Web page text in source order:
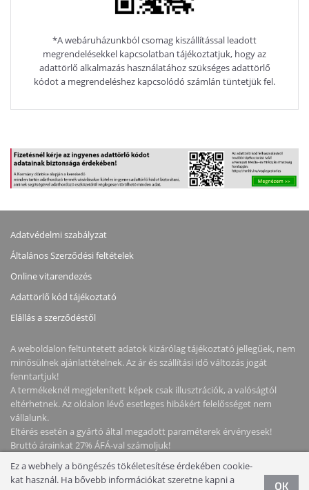
*A webáruházunkból csomag kiszállítással leadott
megrendelésekkel kapcsolatban tájékoztatjuk, hogy az
adattörlő alkalmazás használatához szükséges adattörlő
kódot a megrendeléshez kapcsolódó számlán tüntetjük fel.
Adatvédelmi szabályzat
Általános Szerződési feltételek
Online vitarendezés
Adattörlő kód tájékoztató
Elállás a szerződéstől
A weboldalon feltüntetett adatok kizárólag tájékoztató jellegűek, nem
minősülnek ajánlattételnek. Az ár és szállítási idő változás jogát
fenntartjuk!
A termékeknél megjelenített képek csak illusztrációk, a valóságtól
eltérhetnek. Az oldalon lévő esetleges hibákért felelősséget nem
vállalunk.
Eltérés esetén a gyártó által megadott paraméterek érvényesek!
Bruttó árainkat 27% ÁFÁ-val számoljuk!
Copyright © 2026 NotebookStore. Minden jog fenntartva!
Ez a webhely a böngészés tökéletesítése érdekében cookie-
kat használ. Ha bővebb információkat szeretne kapni a
OK